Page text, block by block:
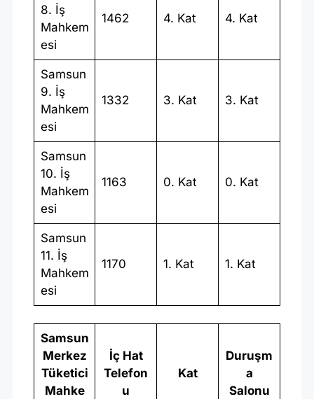
8. İş
Mahkem
esi
1462 4. Kat 4. Kat
Samsun
9. İş
Mahkem
esi
1332 3. Kat 3. Kat
Samsun
10. İş
Mahkem
esi
1163 0. Kat 0. Kat
Samsun
11. İş
Mahkem
esi
1170 1. Kat 1. Kat
Samsun
Merkez
Tüketici
Mahke
İç Hat
Telefon
u
Kat
Duruşm
a
Salonu